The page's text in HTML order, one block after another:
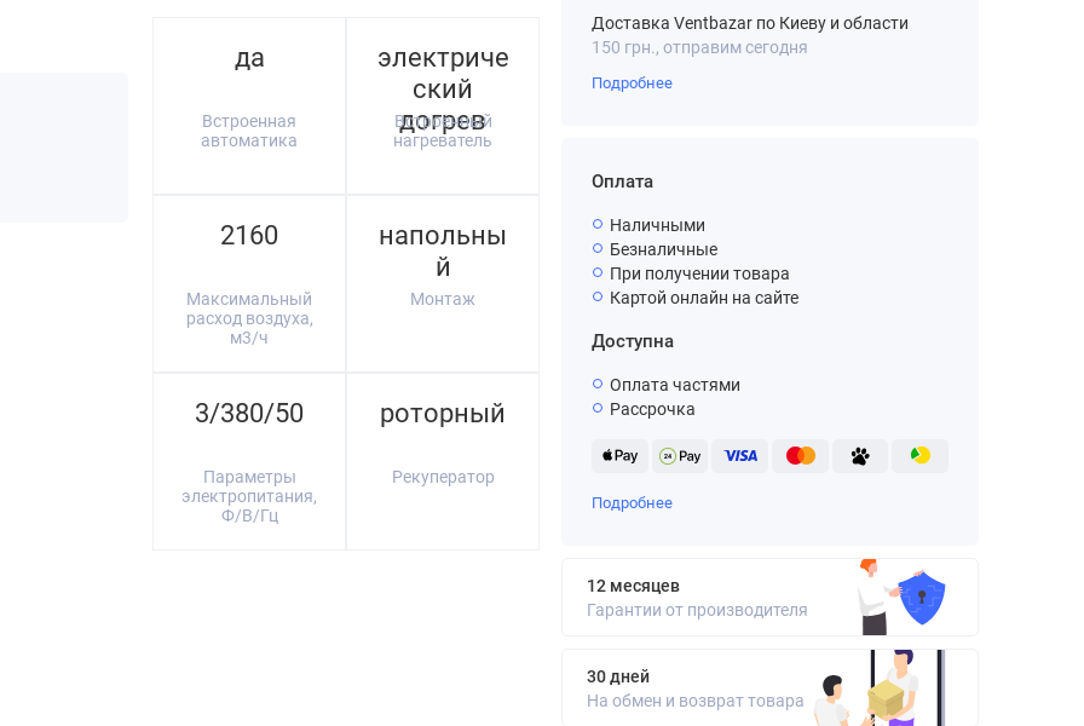
да
Встроенная
автоматика
электриче
ский
догрев
Встроенный
нагреватель
2160
Максимальный
расход воздуха,
м3/ч
напольны
й
Монтаж
3/380/50
Параметры
электропитания,
Ф/В/Гц
роторный
Рекуператор
Доставка Ventbazar по Киеву и области
150 грн., отправим сегодня
Подробнее
Оплата
Наличными
Безналичные
При получении товара
Картой онлайн на сайте
Доступна
Оплата частями
Рассрочка
Подробнее
12 месяцев
Гарантии от производителя
30 дней
На обмен и возврат товара